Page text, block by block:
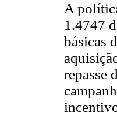
A
1.4747
básicas
repasse